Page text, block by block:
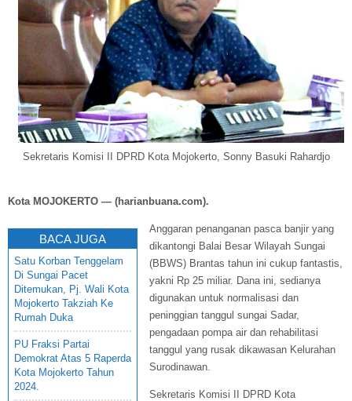
Sekretaris Komisi II DPRD Kota Mojokerto, Sonny Basuki Rahardjo
Kota MOJOKERTO — (harianbuana.com).
BACA JUGA
Satu Korban Tenggelam
Di Sungai Pacet
Ditemukan, Pj. Wali Kota
Mojokerto Takziah Ke
Rumah Duka
PU Fraksi Partai
Demokrat Atas 5 Raperda
Kota Mojokerto Tahun
2024.
Anggaran penanganan pasca banjir yang
dikantongi Balai Besar Wilayah Sungai
(BBWS) Brantas tahun ini cukup fantastis,
yakni Rp 25 miliar. Dana ini, sedianya
digunakan untuk normalisasi dan
peninggian tanggul sungai Sadar,
pengadaan pompa air dan rehabilitasi
tanggul yang rusak dikawasan Kelurahan
Surodinawan.
Sekretaris Komisi II DPRD Kota